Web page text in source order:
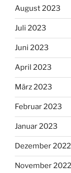
August 2023
Juli 2023
Juni 2023
April 2023
März 2023
Februar 2023
Januar 2023
Dezember 2022
November 2022